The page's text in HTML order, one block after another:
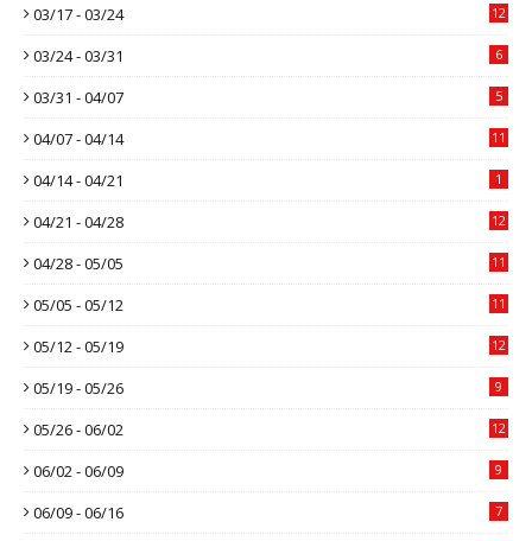
03/17 - 03/24 12
03/24 - 03/31 6
03/31 - 04/07 5
04/07 - 04/14 11
04/14 - 04/21 1
04/21 - 04/28 12
04/28 - 05/05 11
05/05 - 05/12 11
05/12 - 05/19 12
05/19 - 05/26 9
05/26 - 06/02 12
06/02 - 06/09 9
06/09 - 06/16 7